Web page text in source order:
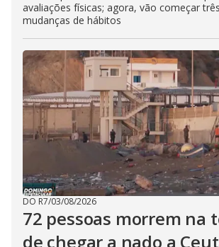
avaliações físicas; agora, vão começar
mudanças de hábitos
DO R7/03/08/2026
72 pessoas morrem na
de chegar a nado a